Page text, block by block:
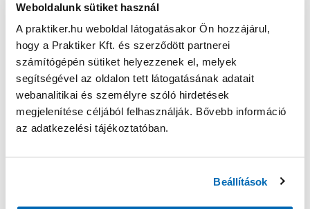
Weboldalunk sütiket használ
A praktiker.hu weboldal látogatásakor Ön hozzájárul,
hogy a Praktiker Kft. és szerződött partnerei
számítógépén sütiket helyezzenek el, melyek
segítségével az oldalon tett látogatásának adatait
webanalitikai és személyre szóló hirdetések
megjelenítése céljából felhasználják. Bővebb információ
az adatkezelési tájékoztatóban.
Beállítások
Oldal újratöltése